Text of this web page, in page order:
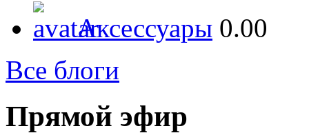
Аксессуары 0.00
Все блоги
Прямой эфир